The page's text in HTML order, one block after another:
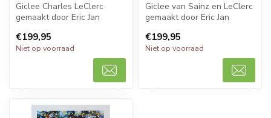
Giclee Charles LeClerc
gemaakt door Eric Jan
lijst. D...
€199,95
Niet op voorraad
Giclee van Sainz en LeClerc
gemaakt door Eric Jan
lij...
€199,95
Niet op voorraad